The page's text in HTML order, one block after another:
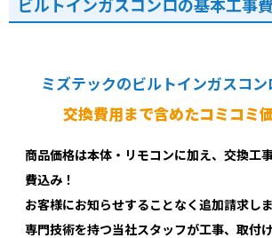
ミズテックのビルトインガスコン
交換費用まで含めたコミコミ
商品価格は本体・リモコンに加え、交換工
費込み！
お客様にお知らせすることなく追加請求し
専門技術を持つ当社スタッフが工事、取付